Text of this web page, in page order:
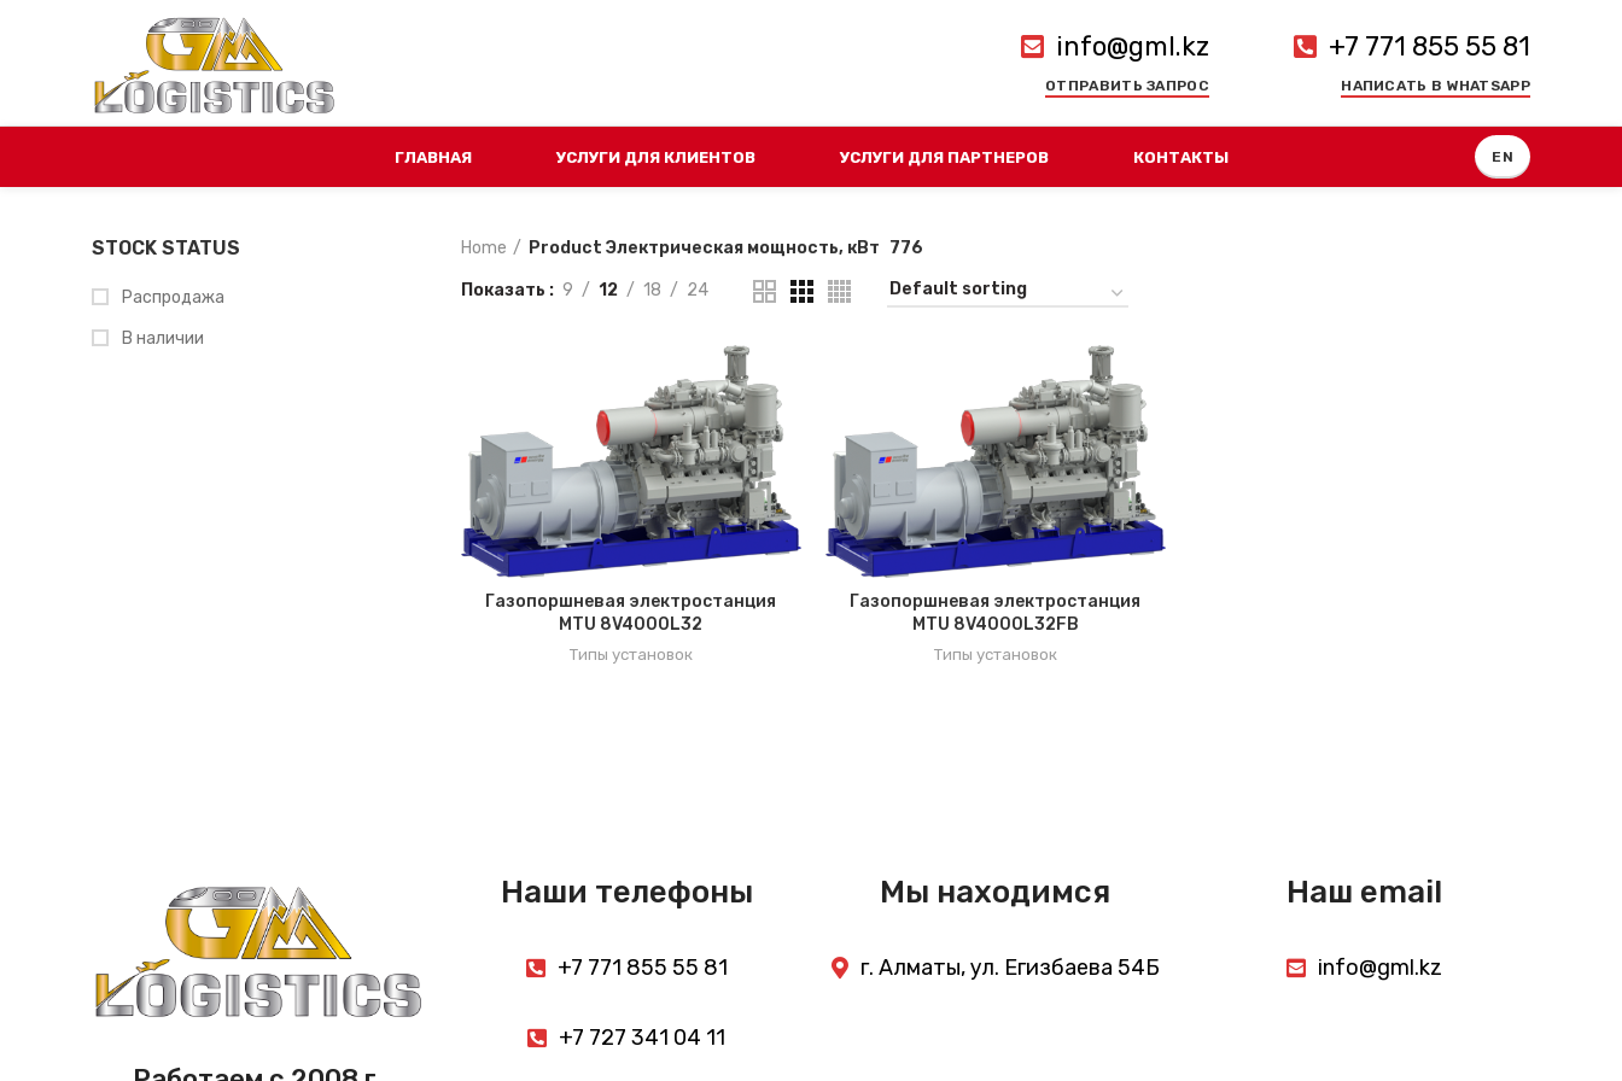
info@gml.kz
ОТПРАВИТЬ ЗАПРОС
+7 771 855 55 81
НАПИСАТЬ В WHATSAPP
ГЛАВНАЯ УСЛУГИ ДЛЯ КЛИЕНТОВ УСЛУГИ ДЛЯ ПАРТНЕРОВ КОНТАКТЫ EN
STOCK STATUS
Распродажа
В наличии
Home Product Электрическая мощность, кВт 776
Показать 9 12 18 24
Газопоршневая электростанция
MTU 8V4000L32
Типы установок
Газопоршневая электростанция
MTU 8V4000L32FB
Типы установок
Наши телефоны
+7 771 855 55 81
+7 727 341 04 11
Мы находимся
г. Алматы, ул. Егизбаева 54Б
Наш email
info@gml.kz